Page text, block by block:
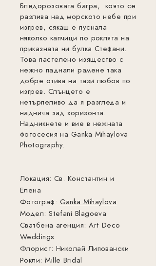
Бледорозовата багра, която се
разлива над морското небе при
изгрев, сякаш е пуснала
няколко капчици по роклята на
приказната ни булка Стефани.
Това пастелено изящество с
нежно паднали рамене така
добре отива на тази любов по
изгрев. Слънцето е
нетърпеливо да я разгледа и
наднича зад хоризонта.
Надникнете и вие в нежната
фотосесия на Ganka Mihaylova
Photography.
Локация: Св. Константин и
Елена
Фотограф: Ganka Mihaylova
Модел: Stefani Blagoeva
Сватбена агенция: Art Deco
Weddings
Флорист: Николай Липовански
Рокли: Mille Bridal